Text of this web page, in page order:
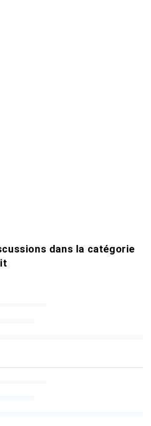
dans la catégorie